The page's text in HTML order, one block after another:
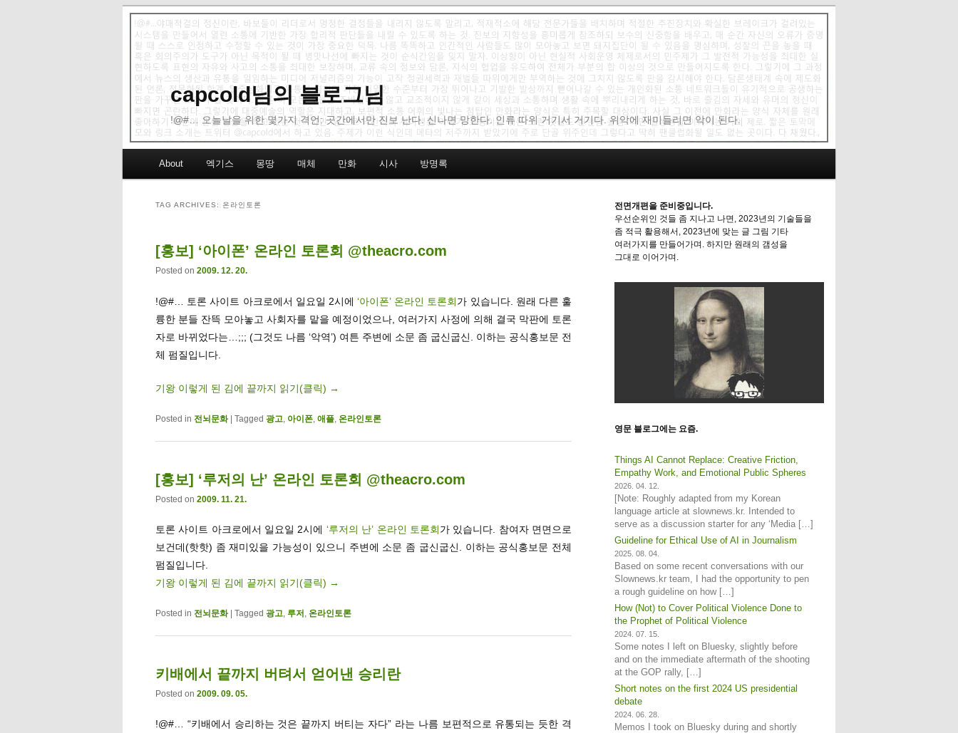
capcold님의 블로그님
!@#… 오늘날을 위한 몇가지 격언: 곳간에서만 진보 난다. 신나면 망한다. 인류 따위 거기서 거기다. 위악에 재미들리면 악이 된다.
Skip to primary content
Skip to secondary content
About 엑기스 몽땅 매체 만화 시사 방명록
TAG ARCHIVES: 온라인토론
[홍보] ‘아이폰’ 온라인 토론회 @theacro.com
Posted on 2009. 12. 20.
!@#… 토론 사이트 아크로에서 일요일 2시에 ‘아이폰’ 온라인 토론회가 있습니다. 원래 다른 훌
륭한 분들 잔뜩 모아놓고 사회자를 맡을 예정이었으나, 여러가지 사정에 의해 결국 막판에 토론
자로 바뀌었다는…;;; (그것도 나름 ‘악역’) 여튼 주변에 소문 좀 굽신굽신. 이하는 공식홍보문 전
체 펌질입니다.
기왕 이렇게 된 김에 끝까지 읽기(클릭) →
Posted in 전뇌문화 Tagged 광고, 아이폰, 애플, 온라인토론
[홍보] ‘루저의 난’ 온라인 토론회 @theacro.com
Posted on 2009. 11. 21.
토론 사이트 아크로에서 일요일 2시에 ‘루저의 난’ 온라인 토론회가 있습니다. 참여자 면면으로
보건데(핫핫) 좀 재미있을 가능성이 있으니 주변에 소문 좀 굽신굽신. 이하는 공식홍보문 전체
펌질입니다.
기왕 이렇게 된 김에 끝까지 읽기(클릭) →
Posted in 전뇌문화 Tagged 광고, 루저 , 온라인토론
키배에서 끝까지 버텨서 얻어낸 승리란
Posted on 2009. 09. 05.
!@#… “키배에서 승리하는 것은 끝까지 버티는 자다” 라는 나름 보편적으로 유통되는 듯한 격
전면개편을 준비중입니다.
우선순위인 것들 좀 지나고 나면, 2023년의 기술들을
좀 적극 활용해서, 2023년에 맞는 글 그림 기타
여러가지를 만들어가며. 하지만 원래의 갬성을
그대로 이어가며.
영문 블로그에는 요즘.
Things AI Cannot Replace: Creative Friction,
Empathy Work, and Emotional Public Spheres
2026. 04. 12.
[Note: Roughly adapted from my Korean
language article at slownews.kr. Intended to
serve as a discussion starter for any ‘Media […]
Guideline for Ethical Use of AI in Journalism
2025. 08. 04.
Based on some recent conversations with our
Slownews.kr team, I had the opportunity to pen
a rough guideline on how […]
How (Not) to Cover Political Violence Done to
the Prophet of Political Violence
2024. 07. 15.
Some notes I left on Bluesky, slightly before
and on the immediate aftermath of the shooting
at the GOP rally, […]
Short notes on the first 2024 US presidential
debate
2024. 06. 28.
Memos I took on Bluesky during and shortly